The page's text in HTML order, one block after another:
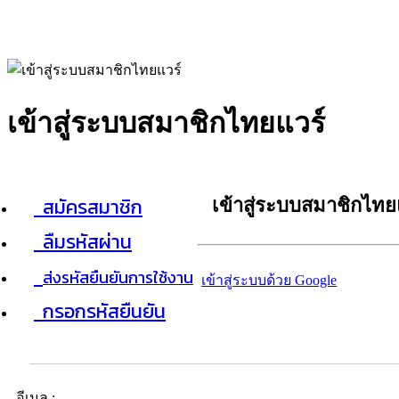
เข้าสู่ระบบสมาชิกไทยแวร์
สมัครสมาชิก
ลืมรหัสผ่าน
ส่งรหัสยืนยันการใช้งาน
กรอกรหัสยืนยัน
เข้าสู่ระบบสมาชิกไท
เข้าสู่ระบบด้วย Google